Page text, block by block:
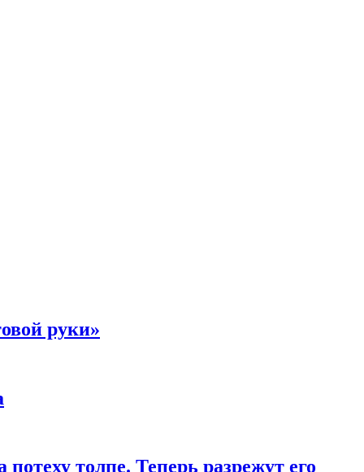
руки»
толпе. Теперь разрежут его